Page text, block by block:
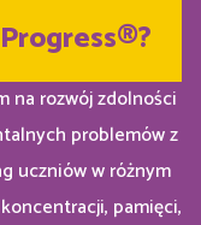
na rozwój zdolności
problemów z
uczniów w różnym
pamięci,